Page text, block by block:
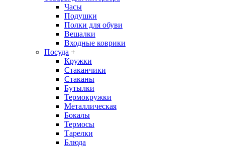
Часы
Подушки
Полки для обуви
Вешалки
Входные коврики
Посуда +
Кружки
Стаканчики
Стаканы
Бутылки
Термокружки
Металлическая
Бокалы
Термосы
Тарелки
Блюда